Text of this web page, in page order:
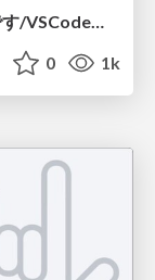
VS Code快適生活の伝説はこれからです/VSCodeMeetup17
0 1k